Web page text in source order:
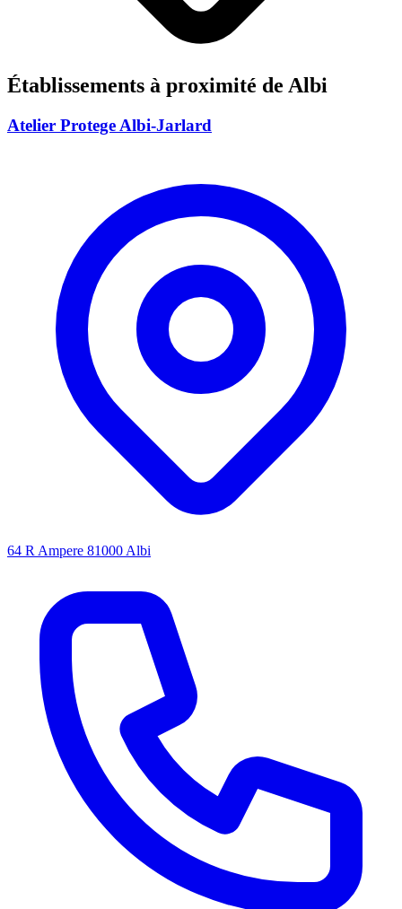
Établissements à proximité de Albi
Atelier Protege Albi-Jarlard
64 R Ampere 81000 Albi